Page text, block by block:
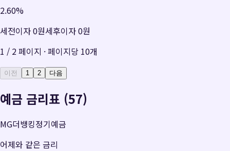
2.60%
세전이자0원세후이자0원
1 / 2페이지 · 페이지당 10개
이전 1 2 다음
예금 금리표 (57)
MG더뱅킹정기예금
어제와 같은 금리